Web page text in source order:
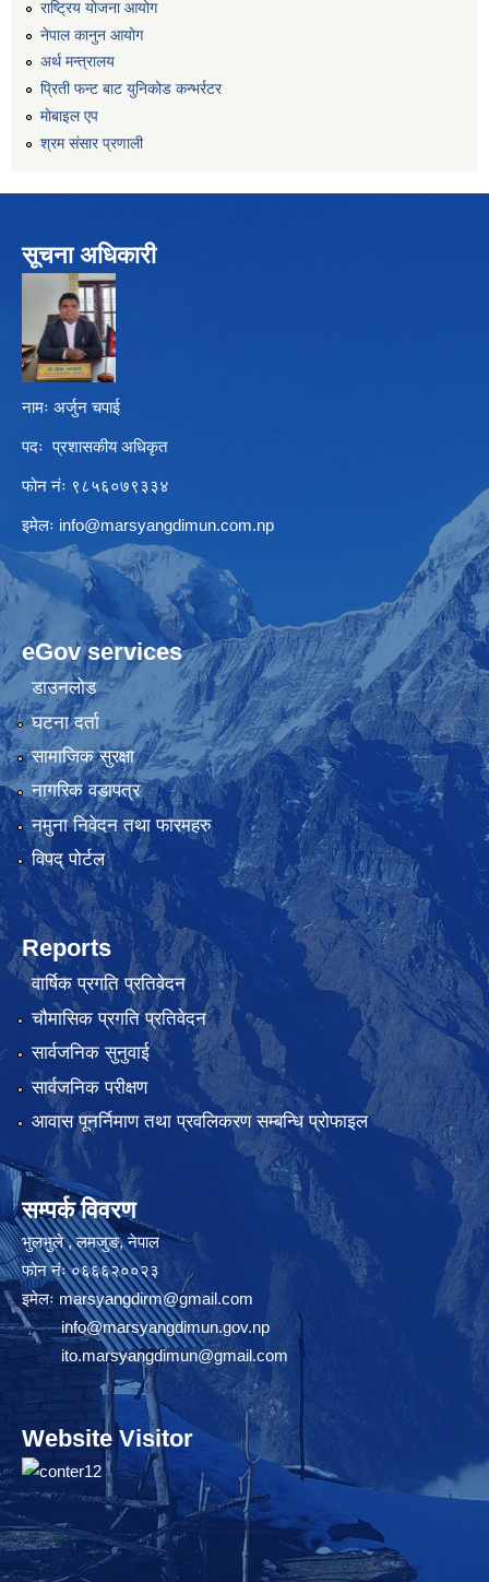
राष्ट्रिय योजना आयोग
नेपाल कानुन आयोग
अर्थ मन्त्रालय
प्रिती फन्ट बाट युनिकोड कन्भर्रटर
माेबाइल एप
श्रम संसार प्रणाली
सूचना अधिकारी
नामः अर्जुन चपाई
पदः प्रशासकीय अधिकृत
फोन नंः ९८५६०७९३३४
इमेलः info@marsyangdimun.com.np
eGov services
डाउनलोड
घटना दर्ता
सामाजिक सुरक्षा
नागरिक वडापत्र
नमुना निवेदन तथा फारमहरु
विपद् पोर्टल
Reports
वार्षिक प्रगति प्रतिवेदन
चौमासिक प्रगति प्रतिवेदन
सार्वजनिक सुनुवाई
सार्वजनिक परीक्षण
आवास पूनर्निमाण तथा प्रवलिकरण सम्बन्धि प्रोफाइल
सम्पर्क विवरण
भुलभुले , लमजुङ, नेपाल
फोन नंः ०६६६२००२३
इमेलः marsyangdirm@gmail.com
info@marsyangdimun.gov.np
ito.marsyangdimun@gmail.com
Website Visitor